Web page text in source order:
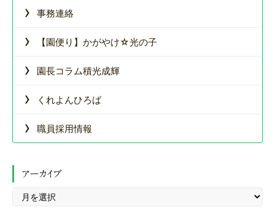
› 事務連絡
› 【園便り】かがやけ☆光の子
› 園長コラム積光成輝
› くれよんひろば
› 職員採用情報
アーカイブ